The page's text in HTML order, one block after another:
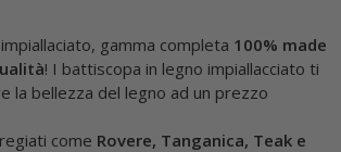
gamma completa 100% made
! I battiscopa in legno impiallacciato ti
la bellezza del legno ad un prezzo
come Rovere, Tanganica, Teak e